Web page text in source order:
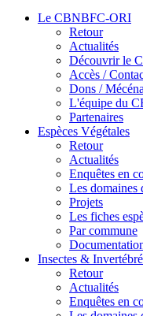
Le CBNBFC-ORI
Retour
Actualités
Découvrir le
Accès /
Dons /
L'équipe du
Partenaires
Espèces Végétales
Retour
Actualités
Enquêtes en
Les domaines
Projets
Les fiches
Par commune
Insectes &
Retour
Actualités
Enquêtes en